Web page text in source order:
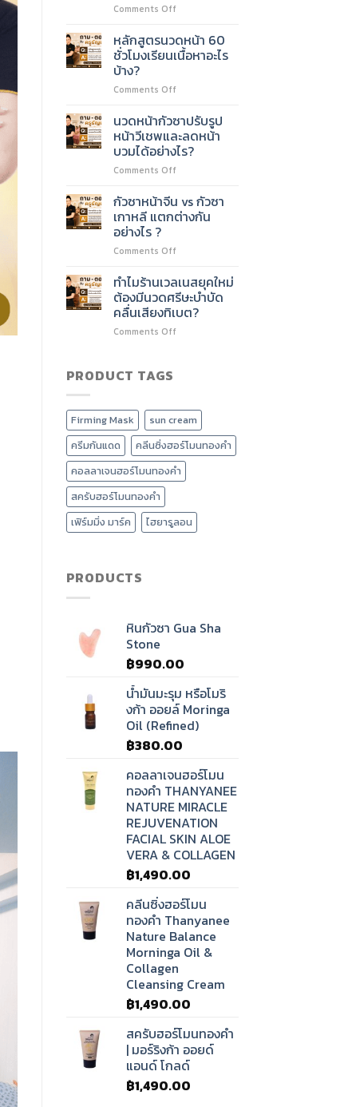
นวด
60
ชั่วโมง
ได้
Comments Offon
นวด
หน้า
60
ต่อย
บริการ
อะไร
ได้
บ้าง?
หลักสูตรนวดหน้า 60
ชั่วโมงเรียนเนื้อหาอะไร
บ้าง?
Comments Offon
นวด
หน้า
60
ชั่วโมง
เรียน
อะไร
บ้าง?
นวดหน้ากัวซาปรับรูป
หน้าวีเชพและลดหน้า
บวมได้อย่างไร?
Comments Offon
หน้า
กัว
ซา
รูป
วี
เชพ
และ
ลด
หน้า
กัวซาหน้าจีน vs กัวซา
เกาหลี แตกต่างกัน
อย่างไร ?
Comments Offon
ซา
หน้า
จีน
vs
กัว
อย่างไร
?
ทำไมร้านเวลเนสยุคใหม่
ต้องมีนวดศรีษะบำบัด
คลื่นเสียงทิเบต?
Comments Offon
ต้อง
มี
นวด
ศรีษะ
บำบัด
คลื่น
PRODUCT TAGS
Firming Mask
sun cream
ครีมกันแดด
คลีนซิ่งฮอร์โมนทองคำ
คอลลาเจนฮอร์โมนทองคำ
สครับฮอร์โมนทองคำ
เฟิร์มมิ่ง มาร์ค
ไฮยารูลอน
PRODUCTS
หินกัวซา Gua Sha
Stone
฿990.00
น้ำมันมะรุม หรือโมริ
งก้า ออยล์ Moringa
Oil (Refined)
฿380.00
คอลลาเจนฮอร์โมน
ทองคำ THANYANEE
NATURE MIRACLE
REJUVENATION
FACIAL SKIN ALOE
VERA & COLLAGEN
฿1,490.00
คลีนซิ่งฮอร์โมน
ทองคำ Thanyanee
Nature Balance
Morninga Oil &
Collagen
Cleansing Cream
฿1,490.00
สครับฮอร์โมนทองคำ
| มอร์ริงก้า ออยด์
แอนด์ โกลด์
฿1,490.00